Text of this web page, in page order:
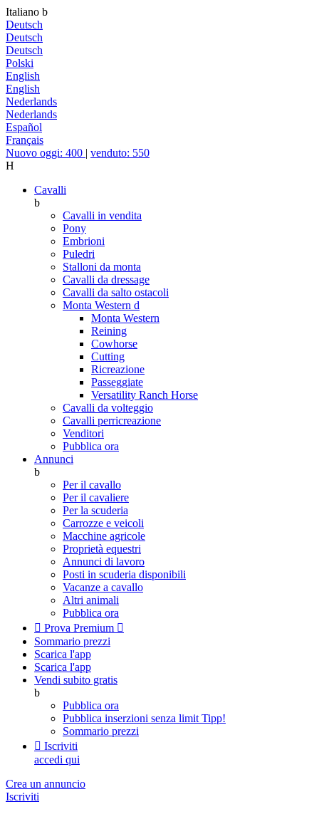
Italiano b
Deutsch
Deutsch
Deutsch
Polski
English
English
Nederlands
Nederlands
Español
Français
Nuovo oggi: 400 | venduto: 550
H
Cavalli
b
Cavalli in vendita
Pony
Embrioni
Puledri
Stalloni da monta
Cavalli da dressage
Cavalli da salto ostacoli
Monta Western d
Monta Western
Reining
Cowhorse
Cutting
Ricreazione
Passeggiate
Versatility Ranch Horse
Cavalli da volteggio
Cavalli perricreazione
Venditori
Pubblica ora
Annunci
b
Per il cavallo
Per il cavaliere
Per la scuderia
Carrozze e veicoli
Macchine agricole
Proprietà equestri
Annunci di lavoro
Posti in scuderia disponibili
Vacanze a cavallo
Altri animali
Pubblica ora
 Prova Premium 
Sommario prezzi
Scarica l'app
Scarica l'app
Vendi subito gratis
b
Pubblica ora
Pubblica inserzioni senza limit Tipp!
Sommario prezzi
 Iscriviti
accedi qui
Crea un annuncio
Iscriviti